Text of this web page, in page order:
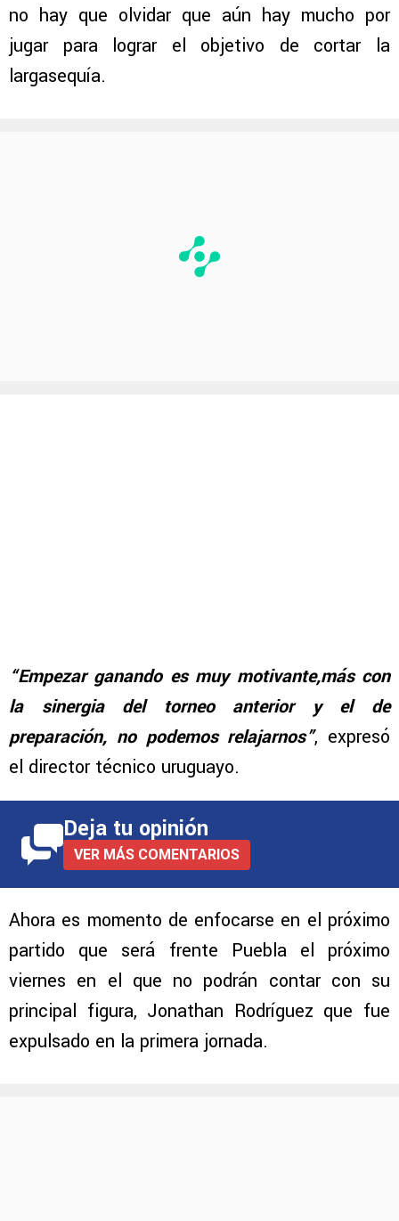
no hay que olvidar que aún hay mucho por
jugar para lograr el objetivo de cortar la
largasequía.
“Empezar ganando es muy motivante,más con
la sinergia del torneo anterior y el de
preparación, no podemos relajarnos”, expresó
el director técnico uruguayo.
Deja tu opinión
VER MÁS COMENTARIOS
Ahora es momento de enfocarse en el próximo
partido que será frente Puebla el próximo
viernes en el que no podrán contar con su
principal figura, Jonathan Rodríguez que fue
expulsado en la primera jornada.